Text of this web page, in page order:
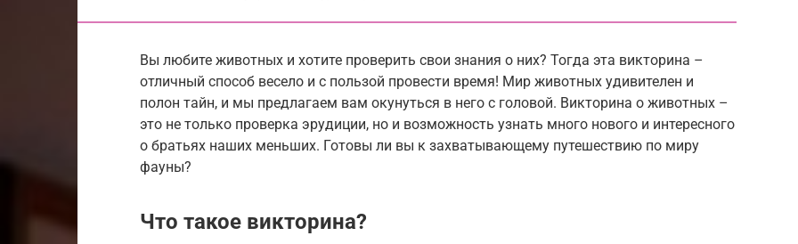
Вы любите животных и хотите проверить свои знания о них? Тогда эта викторина –
отличный способ весело и с пользой провести время! Мир животных удивителен и
полон тайн, и мы предлагаем вам окунуться в него с головой. Викторина о животных –
это не только проверка эрудиции, но и возможность узнать много нового и интересного
о братьях наших меньших. Готовы ли вы к захватывающему путешествию по миру
фауны?
Что такое викторина?